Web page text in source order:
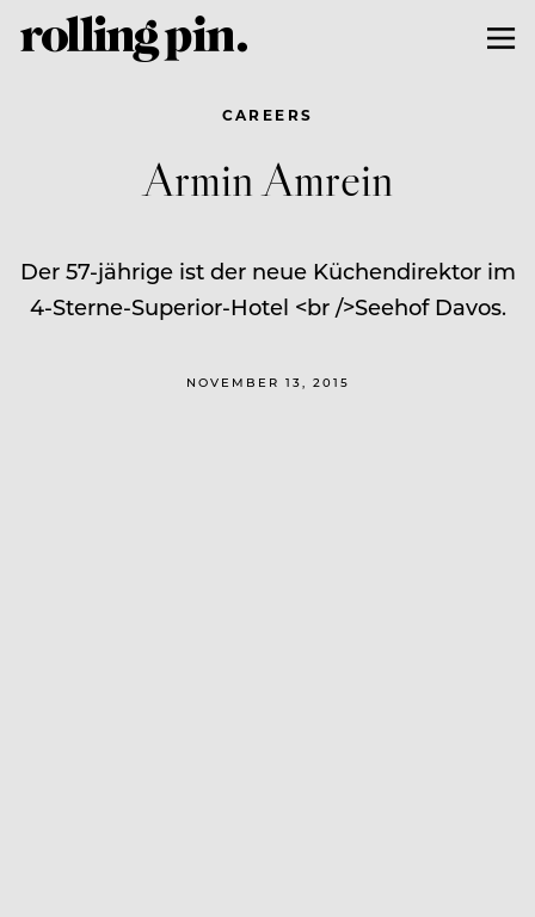
CAREERS
Armin Amrein
Der 57-jährige ist der neue Küchendirektor im
4-Sterne-Superior-Hotel <br />Seehof Davos.
NOVEMBER 13, 2015